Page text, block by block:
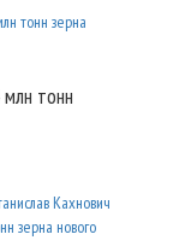
тонн